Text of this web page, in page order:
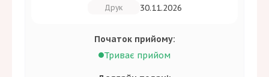
Друк 30.11.2026
Початок прийому:
Триває прийом